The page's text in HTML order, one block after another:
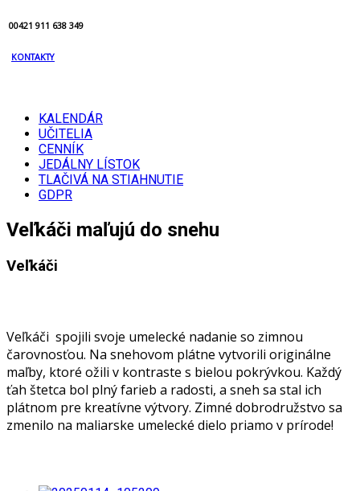
00421 911 638 349
KONTAKTY
KALENDÁR
UČITELIA
CENNÍK
JEDÁLNY LÍSTOK
TLAČIVÁ NA STIAHNUTIE
GDPR
Veľkáči maľujú do snehu
Veľkáči
Veľkáči spojili svoje umelecké nadanie so zimnou
čarovnosťou. Na snehovom plátne vytvorili originálne
maľby, ktoré ožili v kontraste s bielou pokrývkou. Každý
ťah štetca bol plný farieb a radosti, a sneh sa stal ich
plátnom pre kreatívne výtvory. Zimné dobrodružstvo sa
zmenilo na maliarske umelecké dielo priamo v prírode!